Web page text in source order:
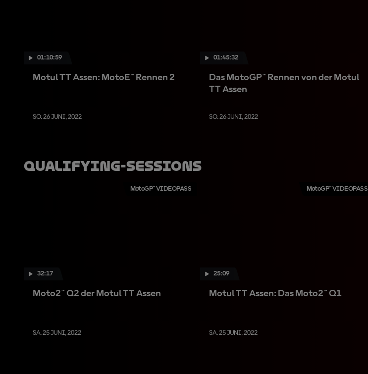
01:10:59
Motul TT Assen: MotoE™ Rennen 2
SO. 26 JUNI, 2022
01:45:32
Das MotoGP™ Rennen von der Motul
TT Assen
SO. 26 JUNI, 2022
Qualifying-Sessions
32:17
MotoGP™ VIDEOPASS
Moto2™ Q2 der Motul TT Assen
SA. 25 JUNI, 2022
25:09
MotoGP™ VIDEOPASS
Motul TT Assen: Das Moto2™ Q1
SA. 25 JUNI, 2022